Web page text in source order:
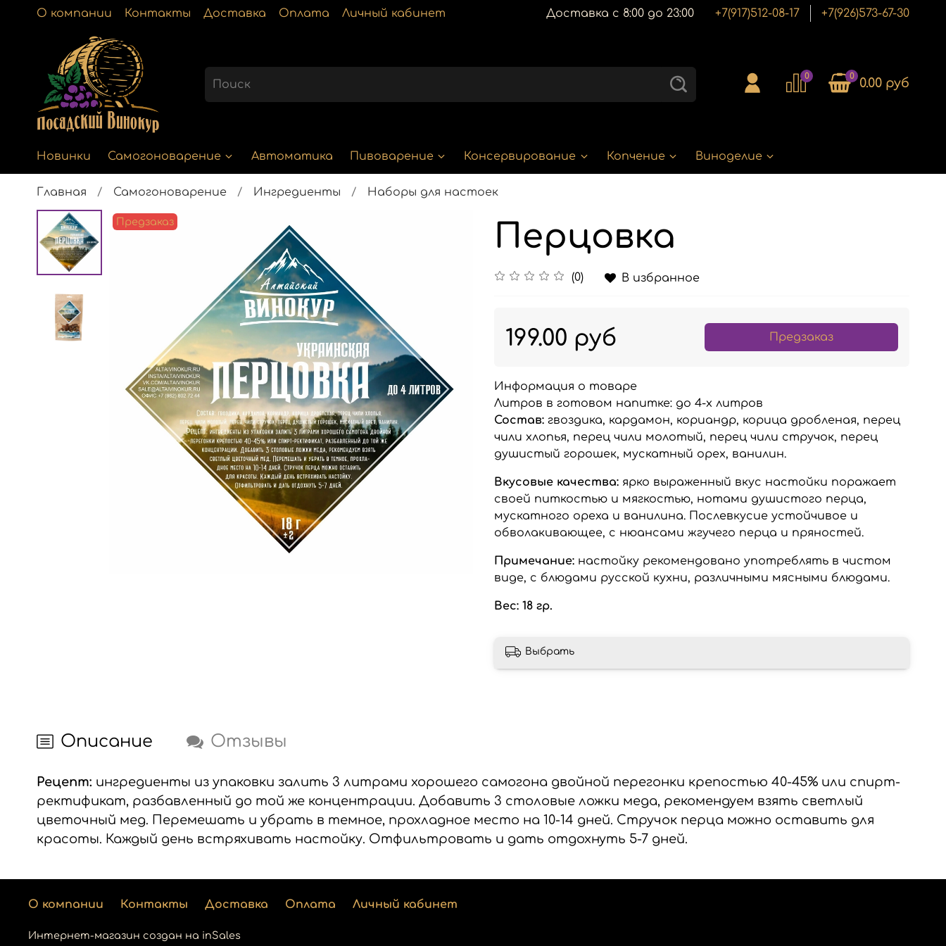
О компании Контакты Доставка Оплата Личный кабинет Доставка с 8:00 до 23:00 +7(917)512-08-17 +7(926)573-67-30
0 0 0.00 руб
Новинки Самогоноварение Автоматика Пивоварение Консервирование Копчение Виноделие
Главная Самогоноварение Ингредиенты Наборы для настоек
Предзаказ Перцовка
(0) В избранное
199.00 руб Предзаказ
Информация о товаре
Литров в готовом напитке: до 4-х литров
Состав: гвоздика, кардамон, кориандр, корица дробленая, перец
чили хлопья, перец чили молотый, перец чили стручок, перец
душистый горошек, мускатный орех, ванилин.
Вкусовые качества: ярко выраженный вкус настойки поражает
своей питкостью и мягкостью, нотами душистого перца,
мускатного ореха и ванилина. Послевкусие устойчивое и
обволакивающее, с нюансами жгучего перца и пряностей.
Примечание: настойку рекомендовано употреблять в чистом
виде, с блюдами русской кухни, различными мясными блюдами.
Вес: 18 гр.
Выбрать
Описание Отзывы
Рецепт: ингредиенты из упаковки залить 3 литрами хорошего самогона двойной перегонки крепостью 40-45% или спирт-
ректификат, разбавленный до той же концентрации. Добавить 3 столовые ложки меда, рекомендуем взять светлый
цветочный мед. Перемешать и убрать в темное, прохладное место на 10-14 дней. Стручок перца можно оставить для
красоты. Каждый день встряхивать настойку. Отфильтровать и дать отдохнуть 5-7 дней.
О компании Контакты Доставка Оплата Личный кабинет
Интернет-магазин создан на inSales